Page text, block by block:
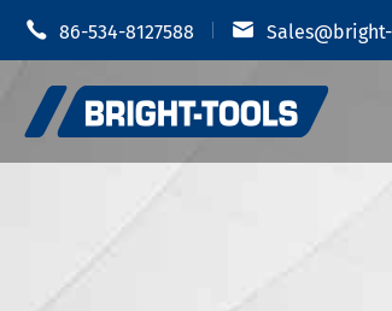
 86-534-8127588 